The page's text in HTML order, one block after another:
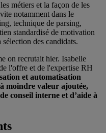
métiers et la façon de les
notamment dans le
technique de parsing,
standardisé de motivation
des candidats.
on recrutait hier. Isabelle
l'offre et de l'expertise RH
et automatisation
moindre valeur ajoutée,
conseil interne et d’aide à